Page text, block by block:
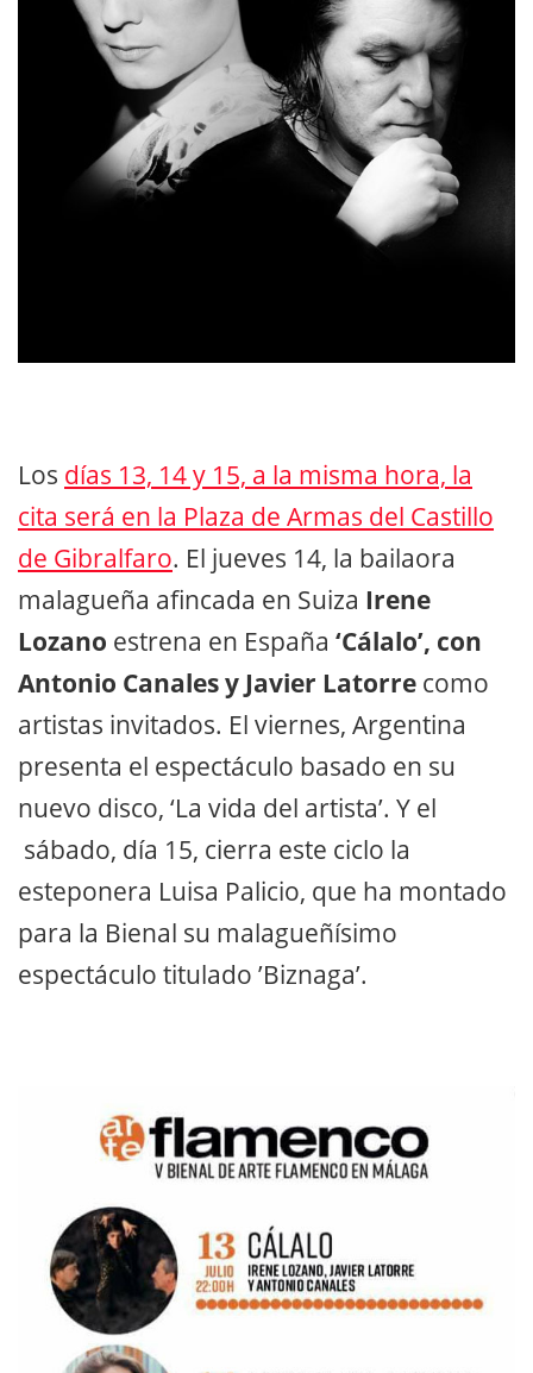
Los días 13, 14 y 15, a la misma hora, la
cita será en la Plaza de Armas del Castillo
de Gibralfaro. El jueves 14, la bailaora
malagueña afincada en Suiza Irene
Lozano estrena en España ‘Cálalo’, con
Antonio Canales y Javier Latorre como
artistas invitados. El viernes, Argentina
presenta el espectáculo basado en su
nuevo disco, ‘La vida del artista’. Y el
sábado, día 15, cierra este ciclo la
esteponera Luisa Palicio, que ha montado
para la Bienal su malagueñísimo
espectáculo titulado ’Biznaga’.